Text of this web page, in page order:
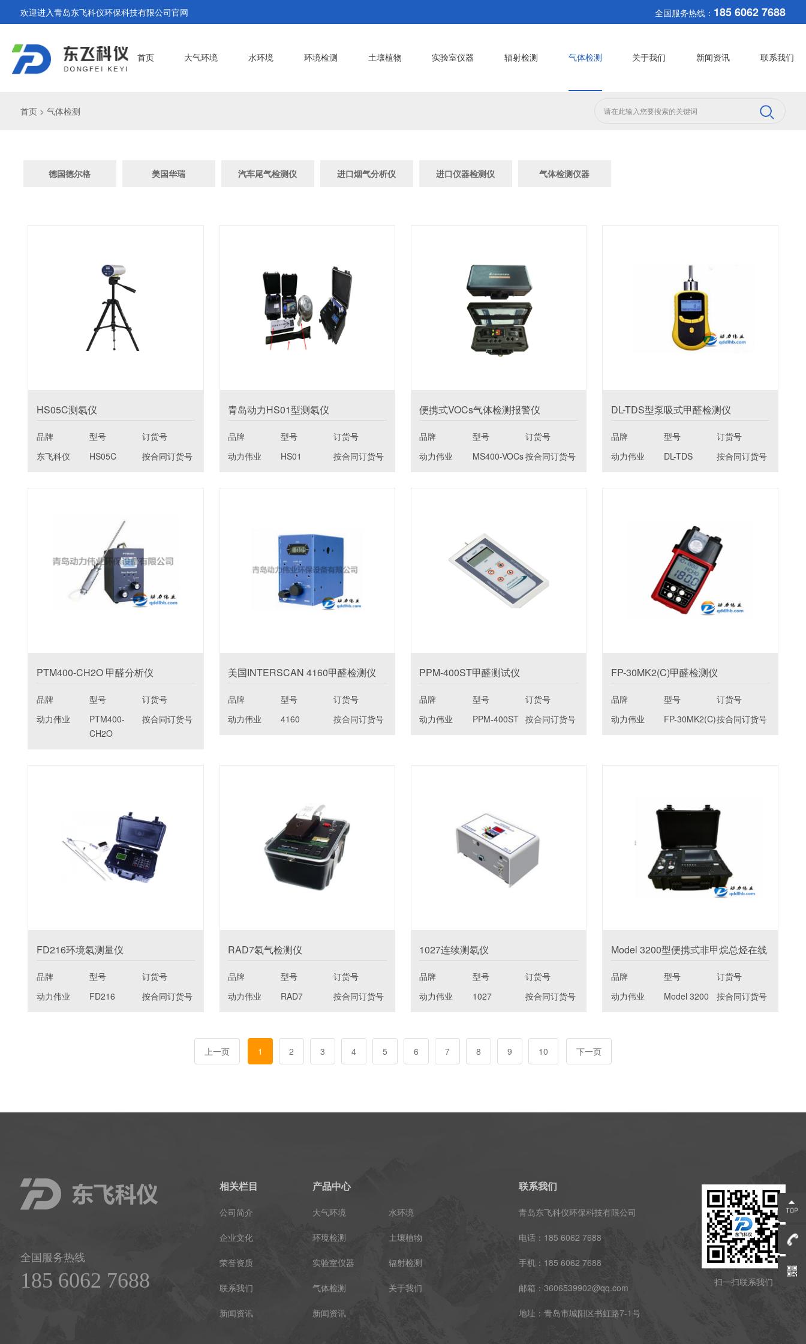
欢迎进入青岛东飞科仪环保科技有限公司官网 全国服务热线： 185 6062 7688
首页 大气环境 水环境 环境检测 土壤植物 实验室仪器 辐射检测 气体检测 关于我们 新闻资讯 联系我们
首页> 气体检测
德国德尔格 美国华瑞 汽车尾气检测仪 进口烟气分析仪 进口仪器检测仪 气体检测仪器
HS05C测氡仪
品牌
东飞科仪
型号
HS05C
订货号
按合同订货号
青岛动力HS01型测氡仪
品牌
动力伟业
型号
HS01
订货号
按合同订货号
便携式VOCs气体检测报警仪
品牌
动力伟业
型号
MS400-VOCs
订货号
按合同订货号
DL-TDS型泵吸式甲醛检测仪
品牌
动力伟业
型号
DL-TDS
订货号
按合同订货号
PTM400-CH2O 甲醛分析仪
品牌
动力伟业
型号
PTM400-
CH2O
订货号
按合同订货号
美国INTERSCAN 4160甲醛检测仪
品牌
动力伟业
型号
4160
订货号
按合同订货号
PPM-400ST甲醛测试仪
品牌
动力伟业
型号
PPM-400ST
订货号
按合同订货号
FP-30MK2(C)甲醛检测仪
品牌
动力伟业
型号
FP-30MK2(C)
订货号
按合同订货号
FD216环境氡测量仪
品牌
动力伟业
型号
FD216
订货号
按合同订货号
RAD7氡气检测仪
品牌
动力伟业
型号
RAD7
订货号
按合同订货号
1027连续测氡仪
品牌
动力伟业
型号
1027
订货号
按合同订货号
Model 3200型便携式非甲烷总烃在线
分析仪
品牌
动力伟业
型号
Model 3200
订货号
按合同订货号
上一页 1 2 3 4 5 6 7 8 9 10 下一页
全国服务热线
185 6062 7688
相关栏目
公司简介
企业文化
荣誉资质
联系我们
新闻资讯
产品中心
大气环境 水环境
环境检测 土壤植物
实验室仪器 辐射检测
气体检测 关于我们
新闻资讯
联系我们
青岛东飞科仪环保科技有限公司
电话：185 6062 7688
手机：185 6062 7688
邮箱：3606539902@qq.com
地址：青岛市城阳区书虹路7-1号
扫一扫联系我们